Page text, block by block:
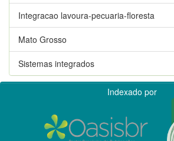
Integracao lavoura-pecuaria-floresta
Mato Grosso
Sistemas integrados
Indexado por